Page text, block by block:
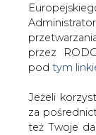
przez
pod tym
Jeżeli
za
też Twoje